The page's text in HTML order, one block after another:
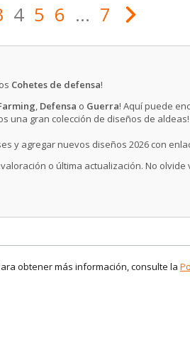
4 5 6 ... 7
Cohetes de defensa!
, Defensa o Guerra! Aquí puede
una gran colección de diseños de aldeas!
y agregar nuevos diseños 2026 con
o última actualización. No
obtener más información, consulte la